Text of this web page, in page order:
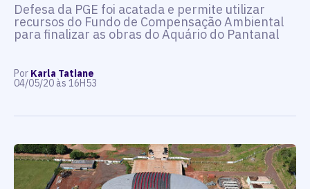
Defesa da PGE foi acatada e permite utilizar
recursos do Fundo de Compensação Ambiental
para finalizar as obras do Aquário do Pantanal
Por Karla Tatiane
04/05/20 às 16H53